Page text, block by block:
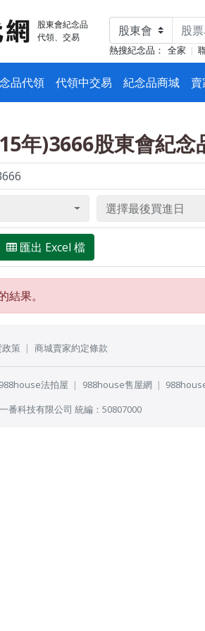
股東會紀念品
代領、交易
熱搜紀念品： 全家
品代領 代領中交易 紀念品商城 賣
年)3666股東會紀念
選擇最後買進日
匯出 Excel 檔
結果。
策 商城賣家約定條款
988house法拍屋 988house售屋網
一番科技有限公司 統編：50807000